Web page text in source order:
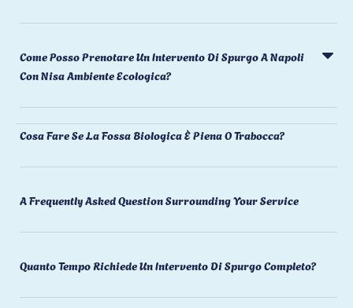
Come Posso Prenotare Un Intervento Di Spurgo A Napoli
Con Nisa Ambiente Ecologica?
Cosa Fare Se La Fossa Biologica È Piena O Trabocca?
A Frequently Asked Question Surrounding Your Service
Quanto Tempo Richiede Un Intervento Di Spurgo Completo?